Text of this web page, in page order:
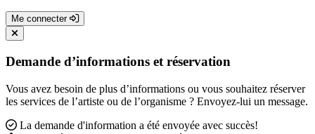
Me connecter
Demande d’informations et réservation
Vous avez besoin de plus d’informations ou vous souhaitez réserver
les services de l’artiste ou de l’organisme ? Envoyez-lui un message.
La demande d'information a été envoyée avec succès!